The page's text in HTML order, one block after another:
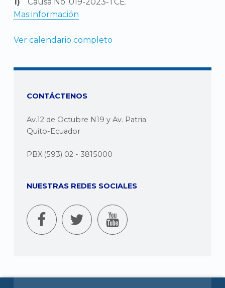
Mas información
Ver calendario completo
CONTÁCTENOS
Av.12 de Octubre N19 y Av. Patria
Quito-Ecuador
PBX:(593) 02 - 3815000
NUESTRAS REDES SOCIALES